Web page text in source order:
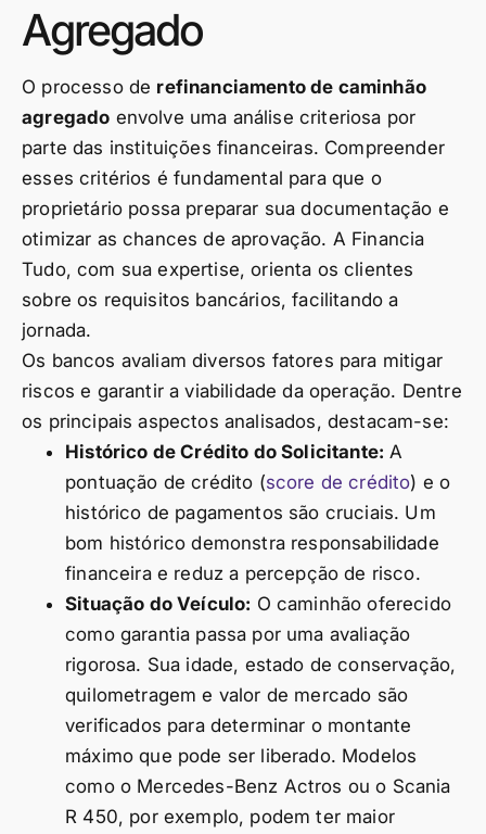
Agregado
O processo de refinanciamento de caminhão
agregado envolve uma análise criteriosa por
parte das instituições financeiras. Compreender
esses critérios é fundamental para que o
proprietário possa preparar sua documentação e
otimizar as chances de aprovação. A Financia
Tudo, com sua expertise, orienta os clientes
sobre os requisitos bancários, facilitando a
jornada.
Os bancos avaliam diversos fatores para mitigar
riscos e garantir a viabilidade da operação. Dentre
os principais aspectos analisados, destacam-se:
Histórico de Crédito do Solicitante: A
pontuação de crédito (score de crédito) e o
histórico de pagamentos são cruciais. Um
bom histórico demonstra responsabilidade
financeira e reduz a percepção de risco.
Situação do Veículo: O caminhão oferecido
como garantia passa por uma avaliação
rigorosa. Sua idade, estado de conservação,
quilometragem e valor de mercado são
verificados para determinar o montante
máximo que pode ser liberado. Modelos
como o Mercedes-Benz Actros ou o Scania
R 450, por exemplo, podem ter maior